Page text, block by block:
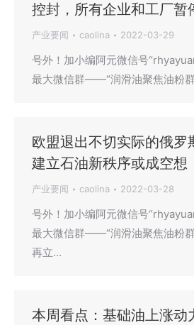
控封，所有企业和工厂暂
产业要闻 caolina 2022-03-29
号外！加小编阿元微信号
最大微信群——“润滑油聚焦油粉
欧盟退出不切实际的俄罗
建立石油新秩序或成空想
产业要闻 caolina 2022-03-28
号外！加小编阿元微信号
最大微信群——“润滑油聚焦油粉
再立…
本周看点：基础油上涨动